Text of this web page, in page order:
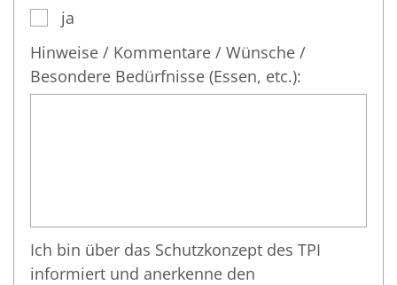
ja
Hinweise / Kommentare / Wünsche /
Besondere Bedürfnisse (Essen, etc.):
Ich bin über das Schutzkonzept des TPI
informiert und anerkenne den